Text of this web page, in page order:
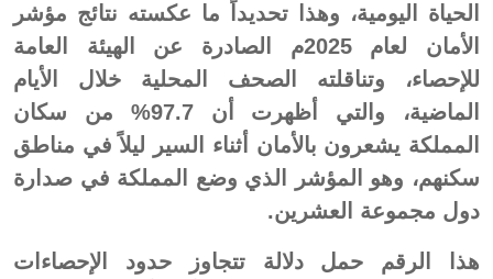
الحياة اليومية، وهذا تحديداً ما عكسته نتائج مؤشر
الأمان لعام 2025م الصادرة عن الهيئة العامة
للإحصاء، وتناقلته الصحف المحلية خلال الأيام
الماضية، والتي أظهرت أن 97.7% من سكان
المملكة يشعرون بالأمان أثناء السير ليلاً في مناطق
سكنهم، وهو المؤشر الذي وضع المملكة في صدارة
دول مجموعة العشرين.
هذا الرقم حمل دلالة تتجاوز حدود الإحصاءات